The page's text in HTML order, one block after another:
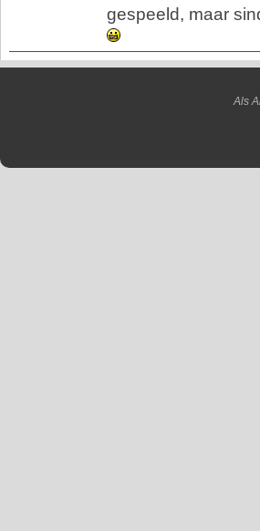
gespeeld, maar
Als